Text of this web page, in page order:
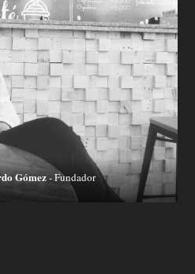
Gómez- Fundador